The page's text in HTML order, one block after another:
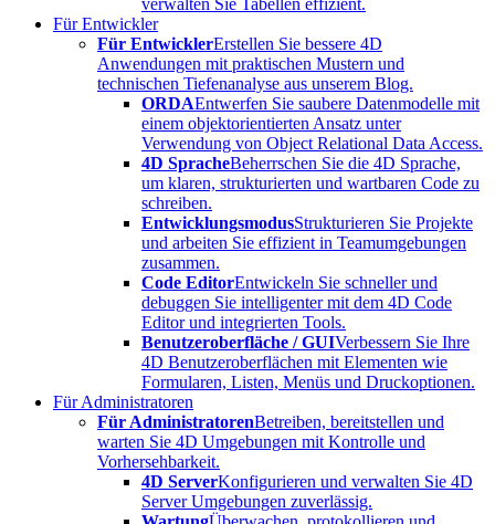
verwalten Sie Tabellen effizient.
Für Entwickler
Für EntwicklerErstellen Sie bessere 4D
Anwendungen mit praktischen Mustern und
technischen Tiefenanalyse aus unserem Blog.
ORDAEntwerfen Sie saubere Datenmodelle mit
einem objektorientierten Ansatz unter
Verwendung von Object Relational Data Access.
4D SpracheBeherrschen Sie die 4D Sprache,
um klaren, strukturierten und wartbaren Code zu
schreiben.
EntwicklungsmodusStrukturieren Sie Projekte
und arbeiten Sie effizient in Teamumgebungen
zusammen.
Code EditorEntwickeln Sie schneller und
debuggen Sie intelligenter mit dem 4D Code
Editor und integrierten Tools.
Benutzeroberfläche / GUIVerbessern Sie Ihre
4D Benutzeroberflächen mit Elementen wie
Formularen, Listen, Menüs und Druckoptionen.
Für Administratoren
Für AdministratorenBetreiben, bereitstellen und
warten Sie 4D Umgebungen mit Kontrolle und
Vorhersehbarkeit.
4D ServerKonfigurieren und verwalten Sie 4D
Server Umgebungen zuverlässig.